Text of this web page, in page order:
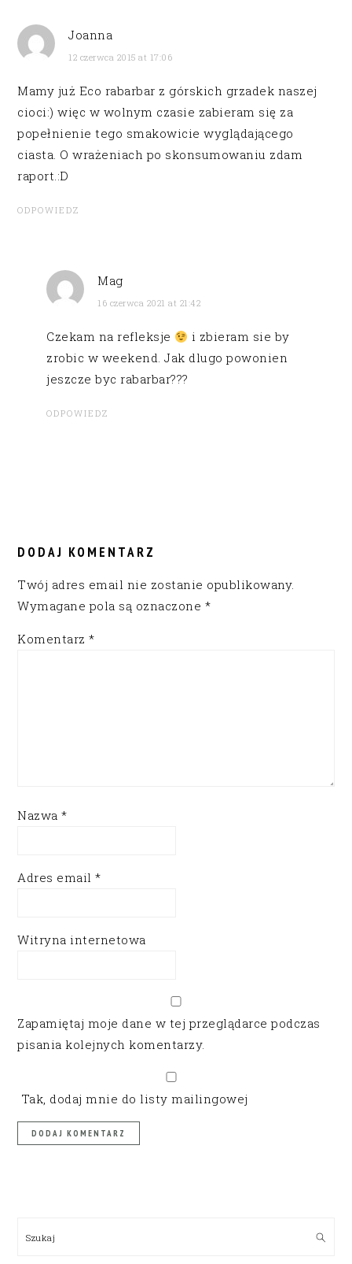
Joanna
12 czerwca 2015 at 17:06
Mamy już Eco rabarbar z górskich grzadek naszej
cioci:) więc w wolnym czasie zabieram się za
popełnienie tego smakowicie wyglądającego
ciasta. O wrażeniach po skonsumowaniu zdam
raport.:D
ODPOWIEDZ
Mag
16 czerwca 2021 at 21:42
Czekam na refleksje
i zbieram sie by
zrobic w weekend. Jak dlugo powonien
jeszcze byc rabarbar???
ODPOWIEDZ
DODAJ KOMENTARZ
Twój adres email nie zostanie opublikowany.
Wymagane pola są oznaczone *
Komentarz*
Nazwa*
Adres email*
Witryna internetowa
Zapamiętaj moje dane w tej przeglądarce podczas
pisania kolejnych komentarzy.
Tak, dodaj mnie do listy mailingowej
Szukaj